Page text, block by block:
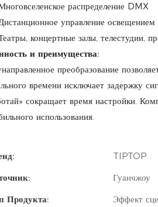
распределение DMX
управление
концертные залы, телестудии,
и преимущества:
преобразование
времени исключает задержку
сокращает время настройки.
использования.
TIPTOP
Гуанчжоу
Продукта:
Эффект